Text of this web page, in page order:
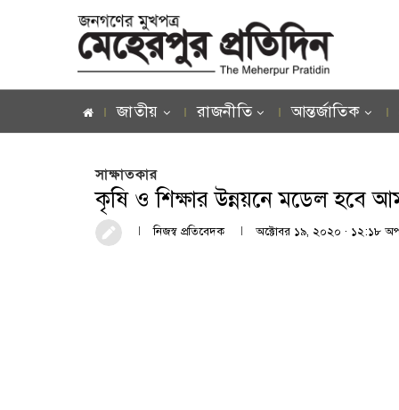
জাতীয় রাজনীতি আন্তর্জাতিক
সাক্ষাতকার
কৃষি ও শিক্ষার উন্নয়নে মডেল হবে
নিজস্ব প্রতিবেদক অক্টোবর ১৯, ২০২০ · ১২:১৮